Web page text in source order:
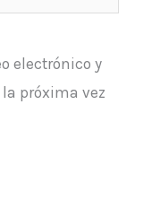
electrónico y
próxima vez